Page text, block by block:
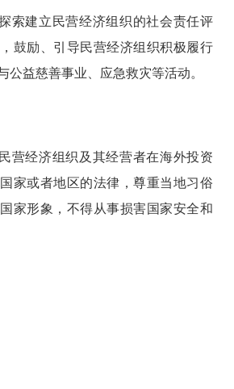
建立民营经济组织的社会责任评
鼓励、引导民营经济组织积极履行
公益慈善事业、应急救灾等活动。
经济组织及其经营者在海外投资
家或者地区的法律，尊重当地习俗
家形象，不得从事损害国家安全和